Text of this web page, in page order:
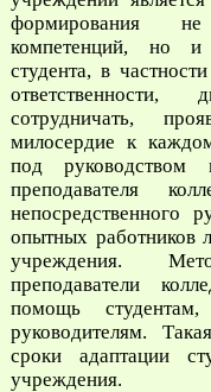
формирования
компетенций, но и
студента, в
ответственности,
сотрудничать,
милосердие к
под руководством
преподавателя
непосредственного
опытных работников
учреждения.
преподаватели
помощь
руководителям.
сроки адаптации
учреждения.